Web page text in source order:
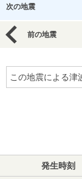
次の地震
前の地震
この地震による津
発生時刻